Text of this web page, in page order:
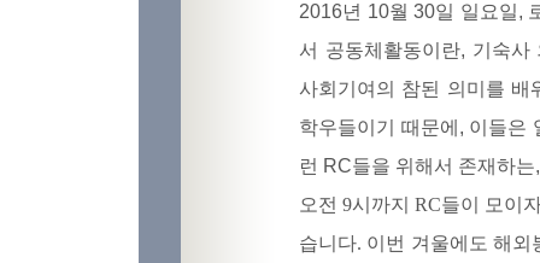
2016년 10월 30일 일요일,
서 공동체활동이란, 기숙
사회기여의 참된 의미를 배
학우들이기 때문에, 이들은
런 RC들을 위해서 존재하
오전 9시까지 RC들이 모이
습니다. 이번 겨울에도 해